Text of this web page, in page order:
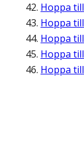
Hoppa till
Hoppa till
Hoppa till
Hoppa till
Hoppa till